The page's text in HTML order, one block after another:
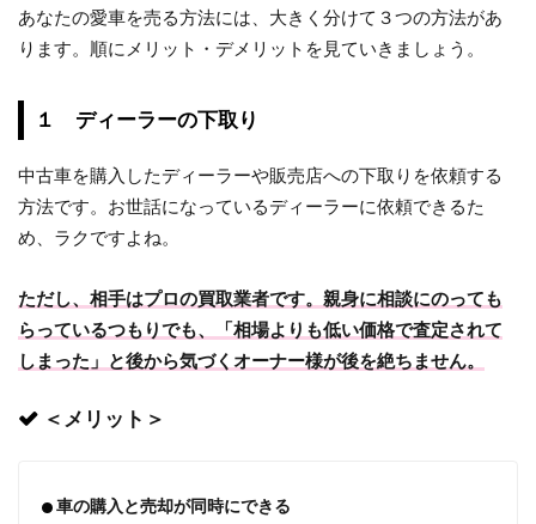
あなたの愛車を売る方法には、大きく分けて３つの方法があ
ります。順にメリット・デメリットを見ていきましょう。
１ ディーラーの下取り
中古車を購入したディーラーや販売店への下取りを依頼する
方法です。お世話になっているディーラーに依頼できるた
め、ラクですよね。
ただし、相手はプロの買取業者です。親身に相談にのっても
らっているつもりでも、「相場よりも低い価格で査定されて
しまった」と後から気づくオーナー様が後を絶ちません。
＜メリット＞
車の購入と売却が同時にできる